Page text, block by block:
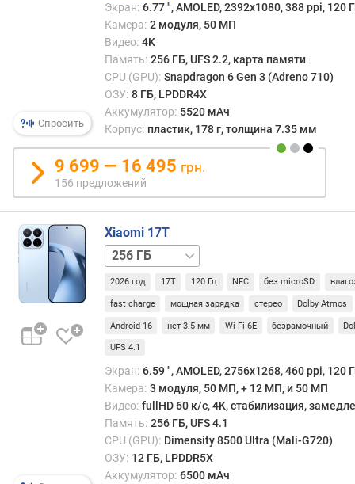
д
и
с
п
л
е
й
)
n
t
Спросить
Экран: 6.77 ", AMOLED, 2392x1080, 388 ppi, 120
Камера: 2 модуля, 50 МП
Видео: 4K
Память: 256 ГБ, UFS 2.2, карта памяти
CPU (GPU): Snapdragon 6 Gen 3 (Adreno 710)
ОЗУ: 8 ГБ, LPDDR4X
Аккумулятор: 5520 мАч
Корпус: пластик, 178 г, толщина 7.35 мм
9 699 — 16 495 грн.
156 предложений
Xiaomi 17T
512 ГБ
2026 год 17T 120 Гц NFC без microSD
fast charge мощная зарядка стерео Dolby Atmos
Android 16 нет 3.5 мм Wi-Fi 6E безрамочный
UFS 4.1
Экран: 6.59 ", AMOLED, 2756x1268, 460 ppi, 120
Камера: 3 модуля, 50 МП, + 12 МП, и 50 МП
Видео: fullHD 60 к/с, 4K, стабилизация,
Память: 256 ГБ, UFS 4.1
CPU (GPU): Dimensity 8500 Ultra (Mali-G720)
ОЗУ: 12 ГБ, LPDDR5X
Аккумулятор: 6500 мАч